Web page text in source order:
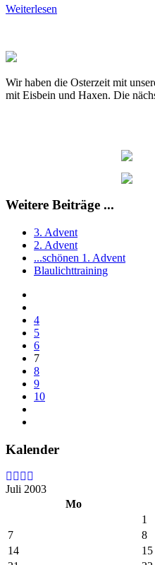
Weiterlesen
Wir haben die Osterzeit mit
mit Eisbein und Haxen. Die
Weitere Beiträge ...
3. Advent
2. Advent
...schönen 1. Advent
Blaulichttraining
4
5
6
7
8
9
10
Kalender
Juli 2003
Mo
1
7
8
14
15